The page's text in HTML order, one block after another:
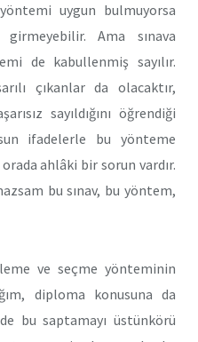
uygun bulmuyorsa
Ama sınava
de kabullenmiş sayılır.
çıkanlar da olacaktır,
sayıldığını öğrendiği
ifadelerle bu yönteme
ahlâki bir sorun vardır.
bu sınav, bu yöntem,
ve seçme yönteminin
diploma konusuna da
bu saptamayı üstünkörü